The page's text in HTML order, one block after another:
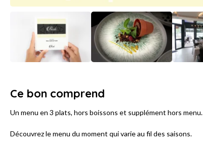
Ce bon comprend
Un menu en 3 plats, hors boissons et supplément hors menu.
Découvrez le menu du moment qui varie au fil des saisons.